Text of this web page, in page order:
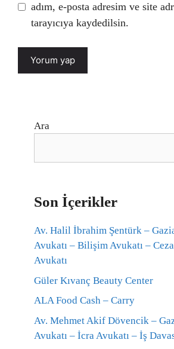
adım, e-posta adresim ve site
tarayıcıya kaydedilsin.
Ara
Son İçerikler
Av. Halil İbrahim Şentürk –
Avukatı – Bilişim Avukatı –
Avukatı
Güler Kıvanç Beauty Center
ALA Food Cash – Carry
Av. Mehmet Akif Dövencik –
Avukatı – İcra Avukatı – İş